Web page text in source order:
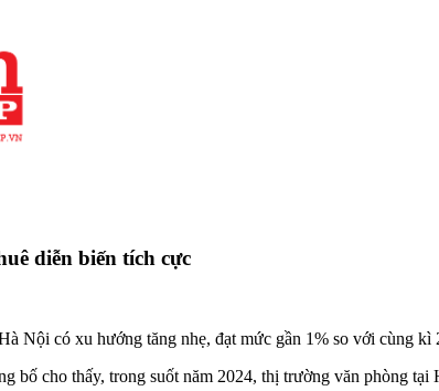
diễn biến tích cực
Nội có xu hướng tăng nhẹ, đạt mức gần 1% so với cùng
bố cho thấy, trong suốt năm 2024, thị trường văn phòng